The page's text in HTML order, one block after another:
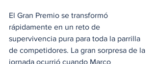
El Gran Premio se transformó
rápidamente en un reto de
supervivencia pura para toda la parrilla
de competidores. La gran sorpresa de la
jornada ocurrió cuando Marco